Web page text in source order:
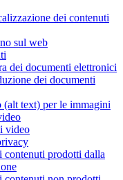
dei contenuti
sul web
dei documenti elettronici
dei documenti
(alt text) per le immagini
video
contenuti prodotti dalla